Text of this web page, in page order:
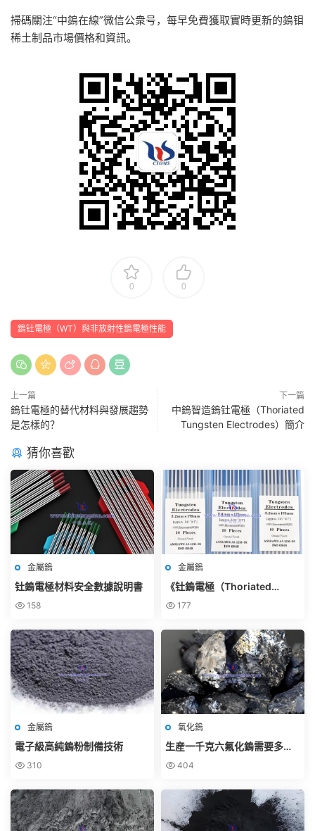
掃碼關注“中鎢在線”微信公衆号，每早免費獲取實時更新的鎢钼
稀土制品市場價格和資訊。
0 0
鎢钍電極（WT）與非放射性鎢電極性能
上一篇
鎢钍電極的替代材料與發展趨勢
是怎樣的？
下一篇
中鎢智造鎢钍電極（Thoriated
Tungsten Electrodes）簡介
猜你喜歡
金屬鎢
钍鎢電極材料安全數據說明書
158
金屬鎢
《钍鎢電極（Thoriated
Tungsten Electrode）使用規
177
金屬鎢
電子級高純鎢粉制備技術
310
氧化鎢
生産一千克六氟化鎢需要多少
鎢粉？
404